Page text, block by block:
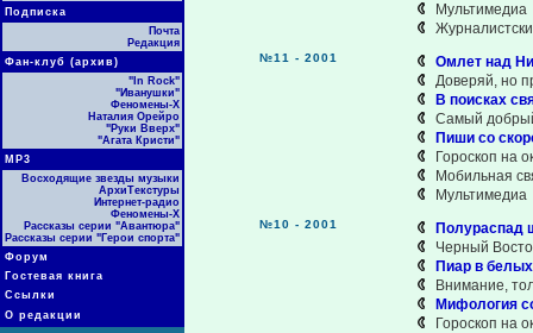
Подписка
Почта
Редакция
Фан-клуб (архив)
"In Rock"
"Иванушки"
Феномены-Х
Наталия Орейро
"Руки Вверх"
"Агата Кристи"
МР3
Восходящие звезды музыки
АрхиТекстуры
Интернет-радио
Феномены-Х
Рассказы серии "Авантюра"
Рассказы серии "Герои спорта"
Форум
Гостевая книга
Ссылки
О редакции
Мультимедиа
№11 - 2001
Омлет над
Доверяй, но
В поисках
Самый
Пиши со
Гороскоп на
Мобильная
Мультимедиа
№10 - 2001
Полураспад
Черный
Пиар в
Внимание,
Мифология
Гороскоп на